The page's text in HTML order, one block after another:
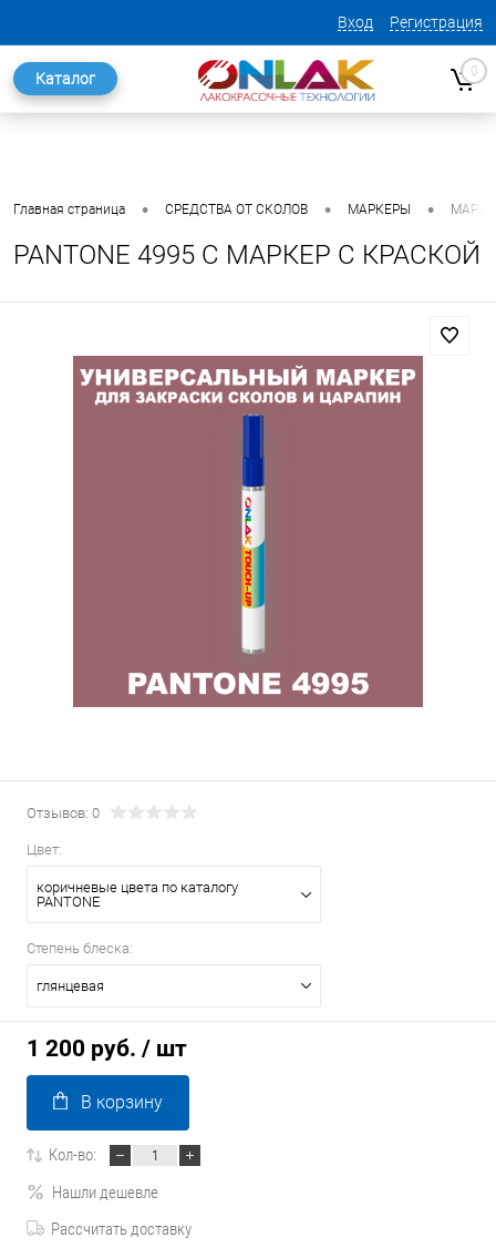
Вход Регистрация
Каталог 0
Главная страница • СРЕДСТВА ОТ СКОЛОВ • МАРКЕРЫ •
PANTONE 4995 C МАРКЕР С КРАСКОЙ
Отзывов: 0
Цвет:
коричневые цвета по каталогу
PANTONE
Степень блеска:
глянцевая
1 200 руб. / шт
В корзину
Кол-во:
Нашли дешевле
Рассчитать доставку